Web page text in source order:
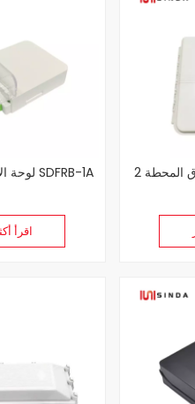
لوحة الألياف الضوئية SDFRB-1A
اقرأ